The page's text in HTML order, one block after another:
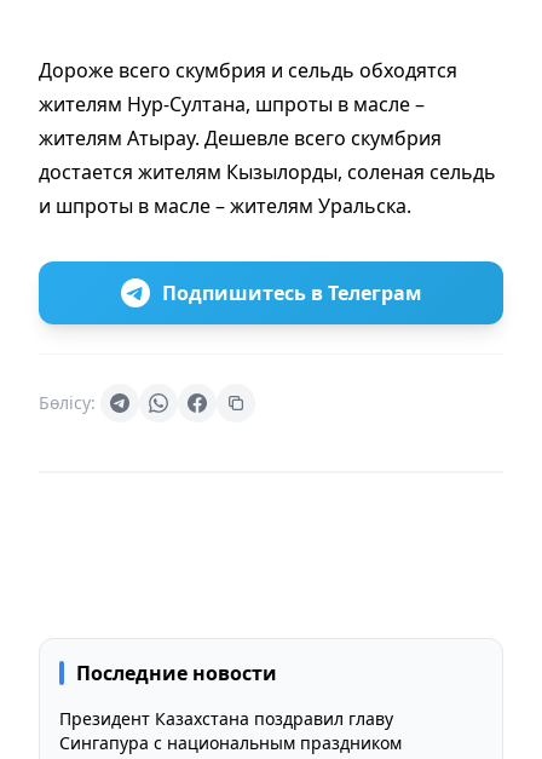
Дороже всего скумбрия и сельдь обходятся
жителям Нур-Султана, шпроты в масле –
жителям Атырау. Дешевле всего скумбрия
достается жителям Кызылорды, соленая сельдь
и шпроты в масле – жителям Уральска.
Подпишитесь в Телеграм
Бөлісу:
Последние новости
Президент Казахстана поздравил главу
Сингапура с национальным праздником